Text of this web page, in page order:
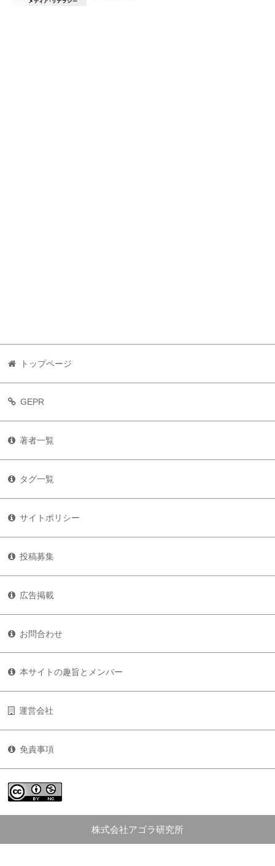
トップページ
GEPR
著者一覧
タグ一覧
サイトポリシー
投稿募集
広告掲載
お問合わせ
本サイトの趣旨とメンバー
運営会社
免責事項
株式会社アゴラ研究所